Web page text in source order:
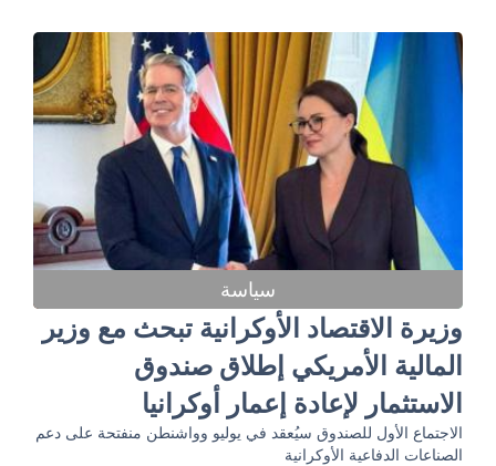
سياسة
وزيرة الاقتصاد الأوكرانية تبحث مع وزير
المالية الأمريكي إطلاق صندوق
الاستثمار لإعادة إعمار أوكرانيا
الاجتماع الأول للصندوق سيُعقد في يوليو وواشنطن منفتحة على دعم
الصناعات الدفاعية الأوكرانية